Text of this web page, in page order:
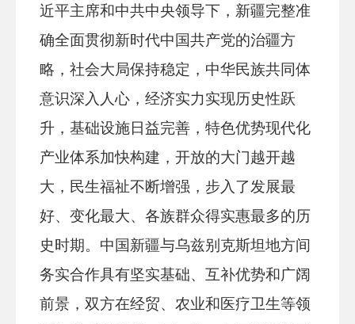
近平主席和中共中央领导下，新疆完整准
确全面贯彻新时代中国共产党的治疆方
略， 社会大局保持稳定 ，中华民族共同体
意识深入人心，经济实力实现历史性跃
升，基础设施日益完善，特色优势现代化
产业体系加快构建，开放的大门越开越
大，民生福祉不断增强，步入了发展最
好、变化最大、各族群众得实惠最多的历
史时期。中国新疆与乌兹别克斯坦地方间
务实合作具有坚实基础、互补优势和广阔
前景，双方在经贸、农业和医疗卫生等领